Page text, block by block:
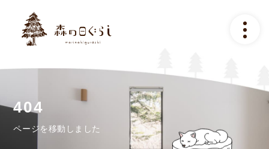
コンセプト
施設のご案内
ページを移動しました